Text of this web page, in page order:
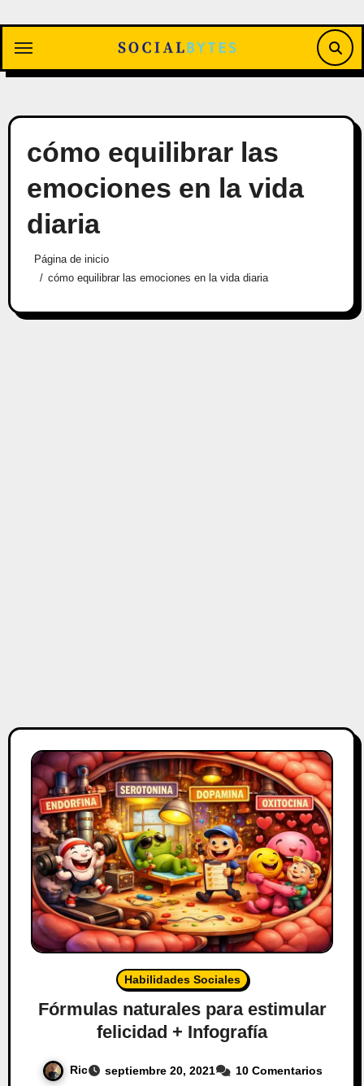
contenido
cómo equilibrar las
emociones en la vida
diaria
Página de inicio
cómo equilibrar las emociones en la vida diaria
Habilidades Sociales
Fórmulas naturales para estimular
felicidad + Infografía
Ric septiembre 20, 2021 10 Comentarios